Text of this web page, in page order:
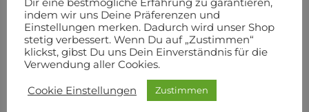
Designer:Edyta Sitar of Laundry Basket Quilts
Anleitung in englischer Sprache.
Originalbeschreibung:
Dir eine bestmögliche Erfahrung zu garantieren,
indem wir uns Deine Präferenzen und
Einstellungen merken. Dadurch wird unser Shop
stetig verbessert. Wenn Du auf „Zustimmen“
klickst, gibst Du uns Dein Einverständnis für die
Verwendung aller Cookies.
Cookie Einstellungen Zustimmen